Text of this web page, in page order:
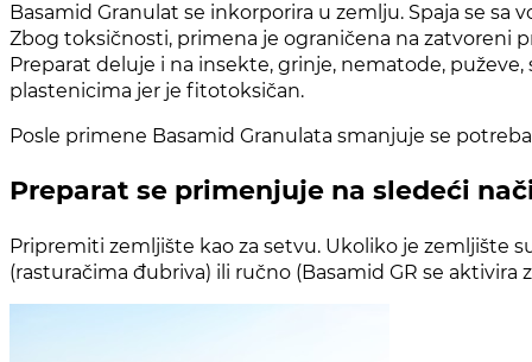
Basamid Granulat se inkorporira u zemlju. Spaja se
Zbog toksičnosti, primena je ograničena na zatvoreni
Preparat deluje i na insekte, grinje, nematode,
plastenicima jer je fitotoksičan.
Posle primene Basamid Granulata smanjuje se
Preparat se primenjuje na sledeći
Pripremiti zemljište kao za setvu. Ukoliko je zemljište
(rasturačima đubriva) ili ručno (Basamid GR se aktivira